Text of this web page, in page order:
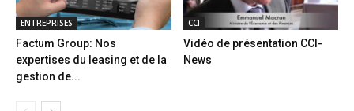
ENTREPRISES
Factum Group: Nos
expertises du leasing et de la
gestion de...
CCI
Vidéo de présentation CCI-
News